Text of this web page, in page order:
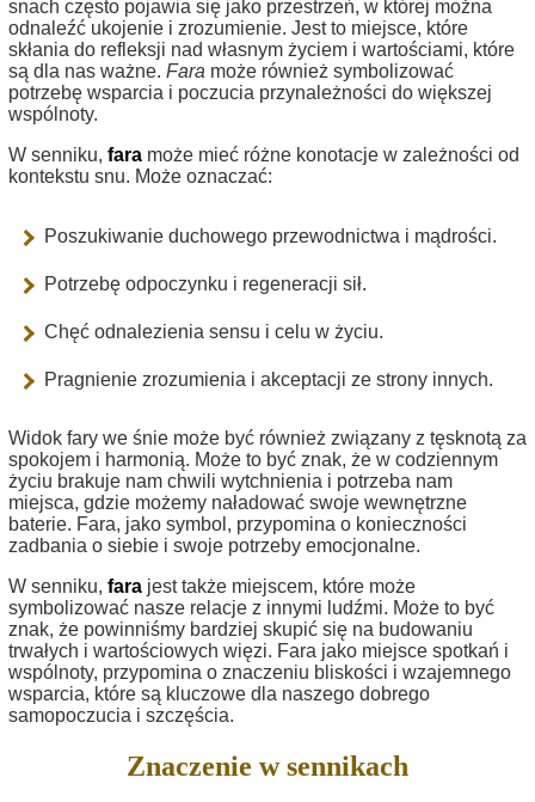
snach często pojawia się jako przestrzeń, w której można
odnaleźć ukojenie i zrozumienie. Jest to miejsce, które
skłania do refleksji nad własnym życiem i wartościami, które
są dla nas ważne. Fara może również symbolizować
potrzebę wsparcia i poczucia przynależności do większej
wspólnoty.
W senniku, fara może mieć różne konotacje w zależności od
kontekstu snu. Może oznaczać:
Poszukiwanie duchowego przewodnictwa i mądrości.
Potrzebę odpoczynku i regeneracji sił.
Chęć odnalezienia sensu i celu w życiu.
Pragnienie zrozumienia i akceptacji ze strony innych.
Widok fary we śnie może być również związany z tęsknotą za
spokojem i harmonią. Może to być znak, że w codziennym
życiu brakuje nam chwili wytchnienia i potrzeba nam
miejsca, gdzie możemy naładować swoje wewnętrzne
baterie. Fara, jako symbol, przypomina o konieczności
zadbania o siebie i swoje potrzeby emocjonalne.
W senniku, fara jest także miejscem, które może
symbolizować nasze relacje z innymi ludźmi. Może to być
znak, że powinniśmy bardziej skupić się na budowaniu
trwałych i wartościowych więzi. Fara jako miejsce spotkań i
wspólnoty, przypomina o znaczeniu bliskości i wzajemnego
wsparcia, które są kluczowe dla naszego dobrego
samopoczucia i szczęścia.
Znaczenie w sennikach